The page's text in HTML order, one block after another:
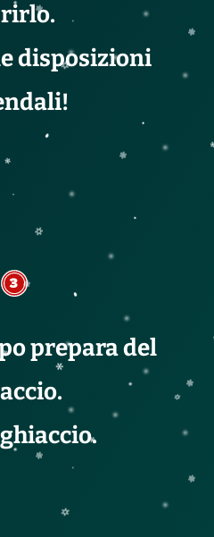
disposizioni
prepara del